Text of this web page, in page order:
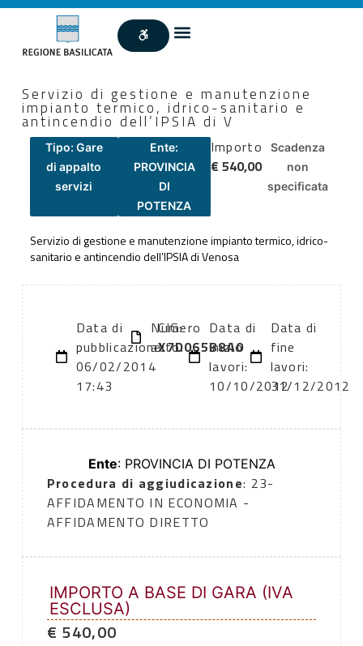
Servizio di gestione e manutenzione
impianto termico, idrico-sanitario e
antincendio dell’IPSIA di V
Tipo: Gare
di appalto
servizi
Ente:
PROVINCIA
DI
POTENZA
Importo
€ 540,00
Scadenza
non
specificata
Servizio di gestione e manutenzione impianto termico, idrico-
sanitario e antincendio dell’IPSIA di Venosa
Data di
pubblicazione:
06/02/2014
17:43
Numero
atto:
CIG:
X7D065B8A0
Data di
inizio
lavori:
10/10/2012
Data di
fine
lavori:
31/12/2012
Ente: PROVINCIA DI POTENZA
Procedura di aggiudicazione: 23-
AFFIDAMENTO IN ECONOMIA -
AFFIDAMENTO DIRETTO
IMPORTO A BASE DI GARA (IVA
ESCLUSA)
€ 540,00